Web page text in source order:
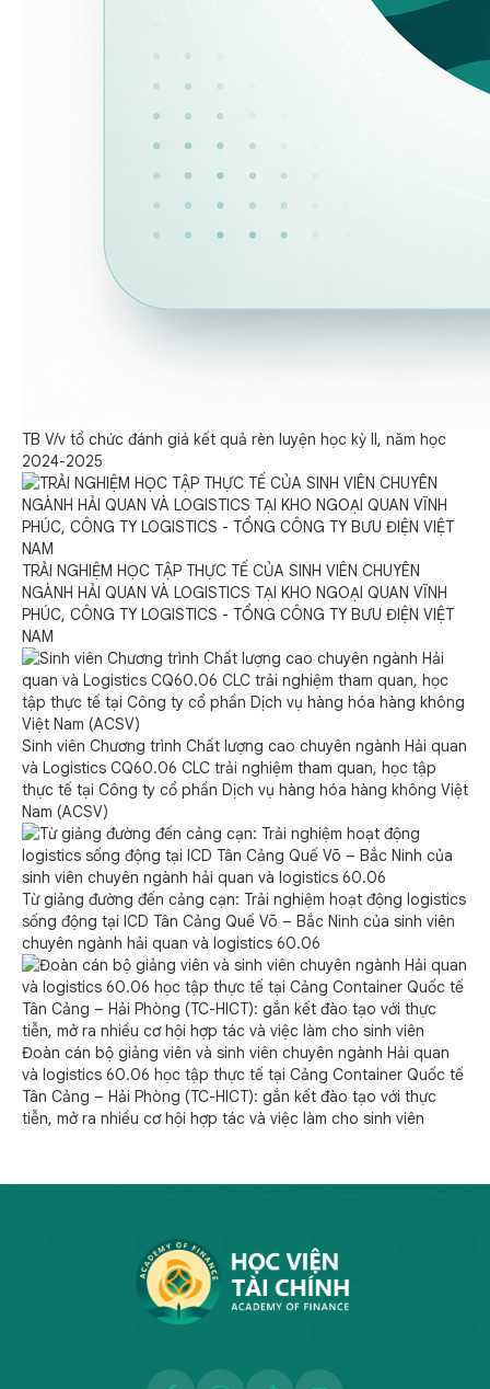
TB V/v tổ chức đánh giá kết quả rèn luyện học kỳ II, năm học
2024-2025
TRẢI NGHIỆM HỌC TẬP THỰC TẾ CỦA SINH VIÊN CHUYÊN
NGÀNH HẢI QUAN VÀ LOGISTICS TẠI KHO NGOẠI QUAN VĨNH
PHÚC, CÔNG TY LOGISTICS - TỔNG CÔNG TY BƯU ĐIỆN VIỆT
NAM
Sinh viên Chương trình Chất lượng cao chuyên ngành Hải quan
và Logistics CQ60.06 CLC trải nghiệm tham quan, học tập
thực tế tại Công ty cổ phần Dịch vụ hàng hóa hàng không Việt
Nam (ACSV)
Từ giảng đường đến cảng cạn: Trải nghiệm hoạt động logistics
sống động tại ICD Tân Cảng Quế Võ – Bắc Ninh của sinh viên
chuyên ngành hải quan và logistics 60.06
Đoàn cán bộ giảng viên và sinh viên chuyên ngành Hải quan
và logistics 60.06 học tập thực tế tại Cảng Container Quốc tế
Tân Cảng – Hải Phòng (TC-HICT): gắn kết đào tạo với thực
tiễn, mở ra nhiều cơ hội hợp tác và việc làm cho sinh viên